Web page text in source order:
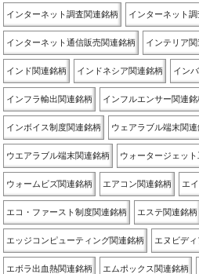
インターネット調査関連銘柄 インターネット
インターネット通信販売関連銘柄 インテリア
インド関連銘柄 インドネシア関連銘柄 イン
インフラ輸出関連銘柄 インフルエンサー関連銘
インボイス制度関連銘柄 ウェアラブル端末関
ウエアラブル端末関連銘柄 ウォータージェッ
ウォームビズ関連銘柄 エアコン関連銘柄 エ
エコ・ファースト制度関連銘柄 エステ関連銘柄
エッジコンピューティング関連銘柄 エヌビデ
エボラ出血熱関連銘柄 エムポックス関連銘柄